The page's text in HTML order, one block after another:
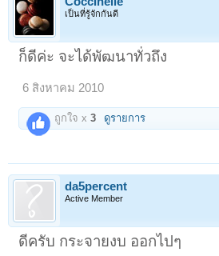
เป็นที่รู้จักกันดี
ก็ดีค่ะ จะได้พัฒนาทั่วถึง
6 สิงหาคม 2010
ถูกใจ x3 ดูรายการ
da5percent
Active Member
ดีครับ กระจายงบ ออกไปๆ